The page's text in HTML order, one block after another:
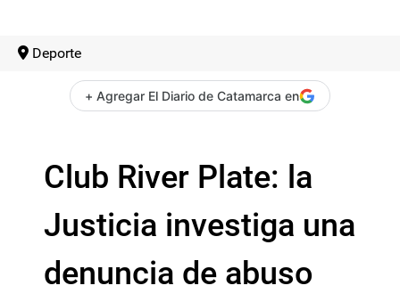
Deporte
+ Agregar El Diario de Catamarca en
Club River Plate: la
Justicia investiga una
denuncia de abuso